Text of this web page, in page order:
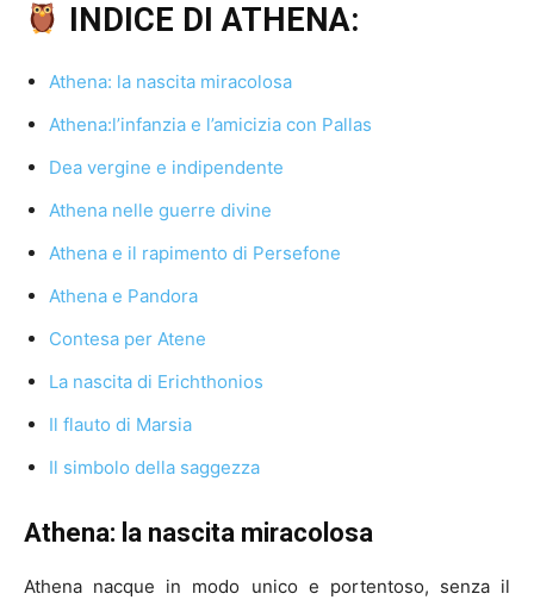
INDICE DI ATHENA:
Athena: la nascita miracolosa
Athena:l’infanzia e l’amicizia con Pallas
Dea vergine e indipendente
Athena nelle guerre divine
Athena e il rapimento di Persefone
Athena e Pandora
Contesa per Atene
La nascita di Erichthonios
Il flauto di Marsia
Il simbolo della saggezza
Athena: la nascita miracolosa
Athena nacque in modo unico e portentoso, senza il